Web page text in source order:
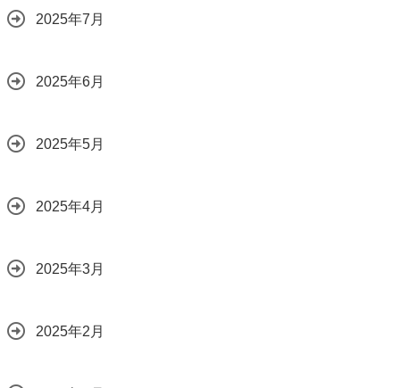
2025年7月
2025年6月
2025年5月
2025年4月
2025年3月
2025年2月